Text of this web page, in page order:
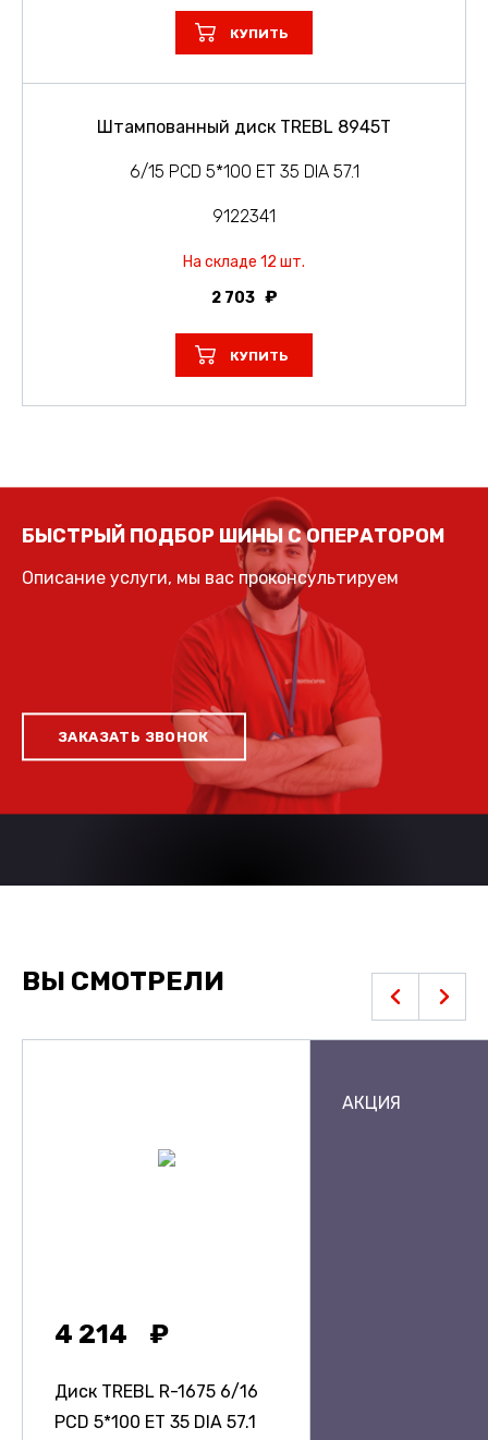
КУПИТЬ
Штампованный диск TREBL 8945T
6/15 PCD 5*100 ET 35 DIA 57.1
9122341
На складе 12 шт.
2 703
КУПИТЬ
БЫСТРЫЙ ПОДБОР ШИНЫ С ОПЕРАТОРОМ
Описание услуги, мы вас проконсультируем
ЗАКАЗАТЬ ЗВОНОК
ВЫ СМОТРЕЛИ
4 214
Диск TREBL R-1675 6/16
PCD 5*100 ET 35 DIA 57.1
АКЦИЯ